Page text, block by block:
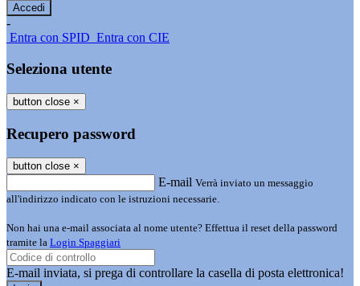
-
Entra con SPID Entra con CIE
Seleziona utente
button close ×
Recupero password
button close ×
E-mail Verrà inviato un messaggio
all'indirizzo indicato con le istruzioni necessarie.
Non hai una e-mail associata al nome utente? Effettua il reset della password
tramite la Login Spaggiari
E-mail inviata, si prega di controllare la casella di posta elettronica!